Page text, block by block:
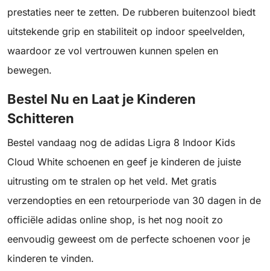
prestaties neer te zetten. De rubberen buitenzool biedt
uitstekende grip en stabiliteit op indoor speelvelden,
waardoor ze vol vertrouwen kunnen spelen en
bewegen.
Bestel Nu en Laat je Kinderen
Schitteren
Bestel vandaag nog de adidas Ligra 8 Indoor Kids
Cloud White schoenen en geef je kinderen de juiste
uitrusting om te stralen op het veld. Met gratis
verzendopties en een retourperiode van 30 dagen in de
officiële adidas online shop, is het nog nooit zo
eenvoudig geweest om de perfecte schoenen voor je
kinderen te vinden.